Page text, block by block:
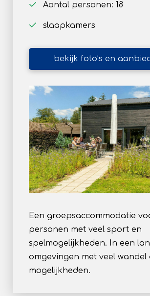
Aantal personen: 18
slaapkamers
bekijk foto’s en
Een groepsaccommodatie
personen met veel sport en
spelmogelijkheden. In een
omgevingen met veel wandel
mogelijkheden.